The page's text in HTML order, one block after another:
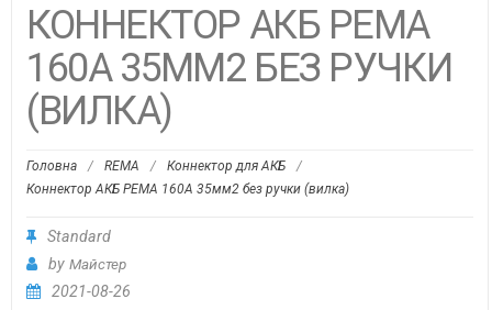
КОННЕКТОР АКБ РЕМА
160А 35ММ2 БЕЗ РУЧКИ
(ВИЛКА)
Головна / REMA / Коннектор для АКБ
/
Коннектор АКБ РЕМА 160А 35мм2 без ручки (вилка)
Standard
by Майстер
2021-08-26